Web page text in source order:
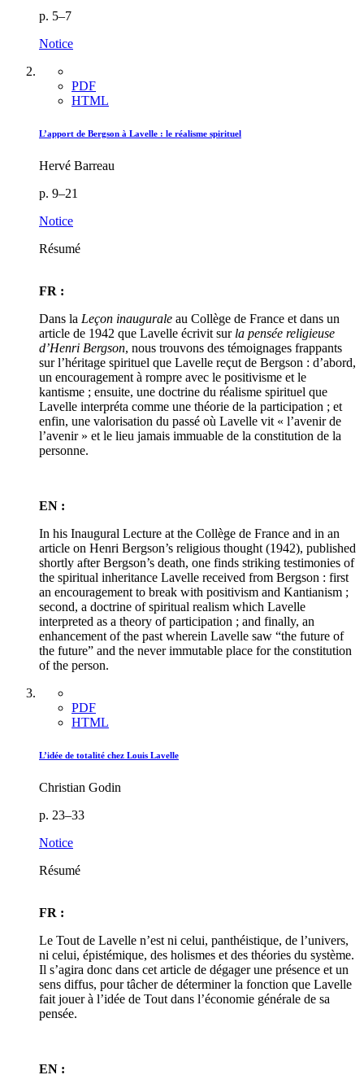
p. 5–7
Notice
PDF
HTML
L’apport de Bergson à Lavelle : le réalisme spirituel
Hervé Barreau
p. 9–21
Notice
Résumé
FR :
Dans la Leçon inaugurale au Collège de France et dans un
article de 1942 que Lavelle écrivit sur la pensée religieuse
d’Henri Bergson, nous trouvons des témoignages frappants
sur l’héritage spirituel que Lavelle reçut de Bergson : d’abord,
un encouragement à rompre avec le positivisme et le
kantisme ; ensuite, une doctrine du réalisme spirituel que
Lavelle interpréta comme une théorie de la participation ; et
enfin, une valorisation du passé où Lavelle vit « l’avenir de
l’avenir » et le lieu jamais immuable de la constitution de la
personne.
EN :
In his Inaugural Lecture at the Collège de France and in an
article on Henri Bergson’s religious thought (1942), published
shortly after Bergson’s death, one finds striking testimonies of
the spiritual inheritance Lavelle received from Bergson : first
an encouragement to break with positivism and Kantianism ;
second, a doctrine of spiritual realism which Lavelle
interpreted as a theory of participation ; and finally, an
enhancement of the past wherein Lavelle saw “the future of
the future” and the never immutable place for the constitution
of the person.
PDF
HTML
L’idée de totalité chez Louis Lavelle
Christian Godin
p. 23–33
Notice
Résumé
FR :
Le Tout de Lavelle n’est ni celui, panthéistique, de l’univers,
ni celui, épistémique, des holismes et des théories du système.
Il s’agira donc dans cet article de dégager une présence et un
sens diffus, pour tâcher de déterminer la fonction que Lavelle
fait jouer à l’idée de Tout dans l’économie générale de sa
pensée.
EN :